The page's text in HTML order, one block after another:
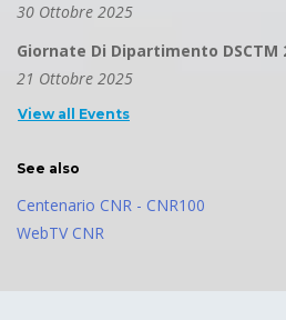
30 Ottobre 2025
Giornate Di Dipartimento DSCTM
21 Ottobre 2025
View all Events
See also
Centenario CNR - CNR100
WebTV CNR